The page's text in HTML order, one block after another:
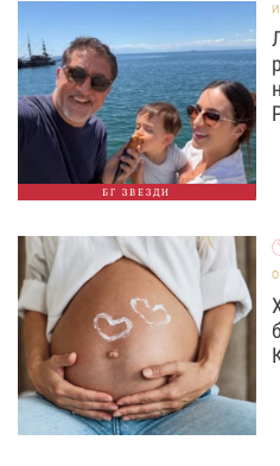
БГ ЗВЕЗДИ